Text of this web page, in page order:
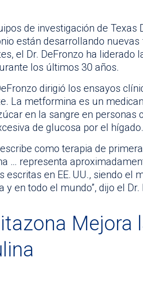
de investigación de Texas
están desarrollando
el Dr. DeFronzo ha liderado
los últimos 30 años.
dirigió los ensayos
La metformina es un
en la sangre en personas
de glucosa por el hígado.
como terapia de
… representa
escritas en EE. UU., siendo el
y en todo el mundo”, dijo el Dr.
Mejora